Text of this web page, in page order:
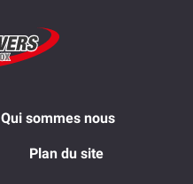
Qui sommes nous
Plan du site